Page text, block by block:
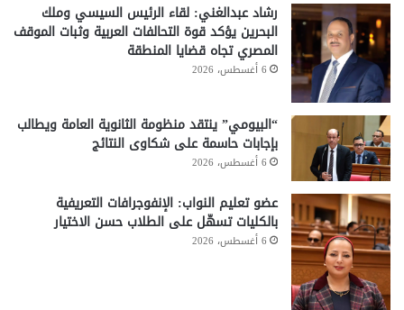
رشاد عبدالغني: لقاء الرئيس السيسي وملك
البحرين يؤكد قوة التحالفات العربية وثبات الموقف
المصري تجاه قضايا المنطقة
6 أغسطس، 2026
“البيومي” ينتقد منظومة الثانوية العامة ويطالب
بإجابات حاسمة على شكاوى النتائج
6 أغسطس، 2026
عضو تعليم النواب: الإنفوجرافات التعريفية
بالكليات تسهّل على الطلاب حسن الاختيار
6 أغسطس، 2026